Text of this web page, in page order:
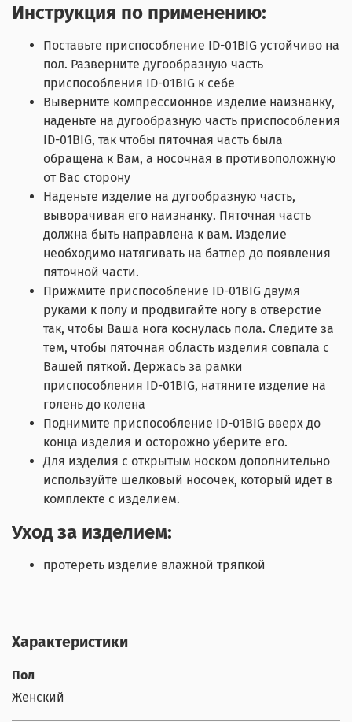
Инструкция по применению:
Поставьте приспособление ID-01BIG устойчиво на
пол. Разверните дугообразную часть
приспособления ID-01BIG к себе
Выверните компрессионное изделие наизнанку,
наденьте на дугообразную часть приспособления
ID-01BIG, так чтобы пяточная часть была
обращена к Вам, а носочная в противоположную
от Вас сторону
Наденьте изделие на дугообразную часть,
выворачивая его наизнанку. Пяточная часть
должна быть направлена к вам. Изделие
необходимо натягивать на батлер до появления
пяточной части.
Прижмите приспособление ID-01BIG двумя
руками к полу и продвигайте ногу в отверстие
так, чтобы Ваша нога коснулась пола. Следите за
тем, чтобы пяточная область изделия совпала с
Вашей пяткой. Держась за рамки
приспособления ID-01BIG, натяните изделие на
голень до колена
Поднимите приспособление ID-01BIG вверх до
конца изделия и осторожно уберите его.
Для изделия с открытым носком дополнительно
используйте шелковый носочек, который идет в
комплекте с изделием.
Уход за изделием:
протереть изделие влажной тряпкой
Характеристики
Пол
Женский